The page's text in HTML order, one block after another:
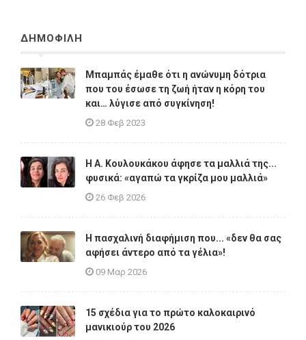
ΔΗΜΟΦΙΛΗ
Μπαμπάς έμαθε ότι η ανώνυμη δότρια
που του έσωσε τη ζωή ήταν η κόρη του
και… λύγισε από συγκίνηση!
28 Φεβ 2023
Η A. Κουλουκάκου άφησε τα μαλλιά της...
φυσικά: «αγαπώ τα γκρίζα μου μαλλιά»
26 Φεβ 2026
Η πασχαλινή διαφήμιση που... «δεν θα σας
αφήσει άντερο από τα γέλια»!
09 Μαρ 2026
15 σχέδια για το πρώτο καλοκαιρινό
μανικιούρ του 2026